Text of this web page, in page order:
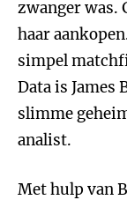
zwanger was.
haar
simpel
Data is James
slimme
analist.
Met hulp van